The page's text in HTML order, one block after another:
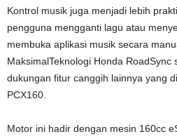
Kontrol musik juga menjadi lebih
pengguna mengganti lagu atau
membuka aplikasi musik secara
MaksimalTeknologi Honda RoadSync
dukungan fitur canggih lainnya yang
PCX160.
Motor ini hadir dengan mesin 160cc